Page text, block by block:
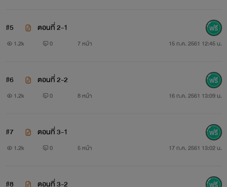
#5 ตอนที่ 2-1
1.2k 0 7 หน้า 15 ก.ค. 2561 12:45 น.
#6 ตอนที่ 2-2
1.2k 0 8 หน้า 16 ก.ค. 2561 13:09 น.
#7 ตอนที่ 3-1
1.2k 0 5 หน้า 17 ก.ค. 2561 13:02 น.
#8 ตอนที่ 3-2